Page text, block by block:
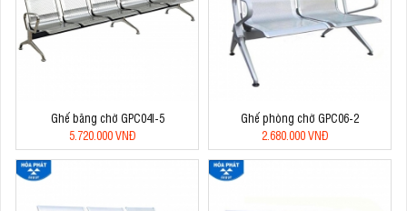
Ghế băng chờ GPC04I-5
5.720.000 VNĐ
Ghế phòng chờ GPC06-2
2.680.000 VNĐ